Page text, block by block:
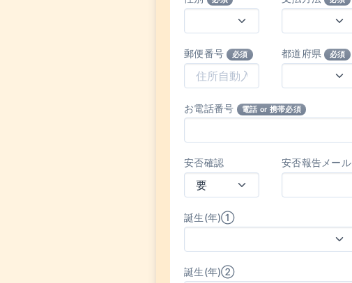
郵便番号 必須 都道府県 必須
お電話番号 電話 or 携帯必須
安否確認 安否報告メール
誕生(年)①
誕生(年)②